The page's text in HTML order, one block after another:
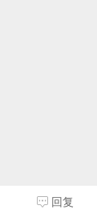
回复